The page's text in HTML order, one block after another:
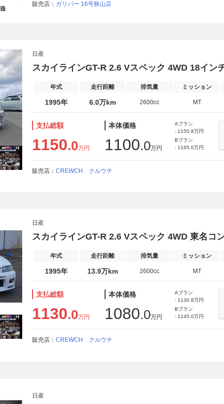
販売店： ガリバー 16号狭山店
日産
スカイラインGT-R 2.6 Vスペック 4WD 18イン
年式 走行距離 排気量 ミッション
1995年 6.0万km 2600cc MT
支払総額
1150.0万円
本体価格
1100.0万円
Aプラン
: 1150.8万円
Bプラン
: 1165.0万円
販売店： CREWCH クルウチ
日産
スカイラインGT-R 2.6 Vスペック 4WD 東名コ
年式 走行距離 排気量 ミッション
1995年 13.9万km 2600cc MT
支払総額
1130.0万円
本体価格
1080.0万円
Aプラン
: 1130.8万円
Bプラン
: 1145.0万円
販売店： CREWCH クルウチ
日産